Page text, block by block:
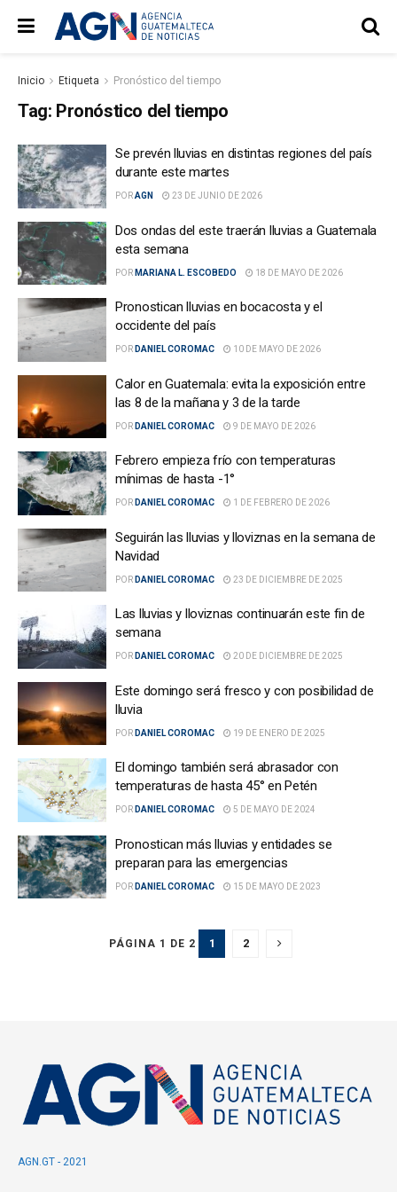
Inicio Etiqueta Pronóstico del tiempo
Tag: Pronóstico del tiempo
Se prevén lluvias en distintas regiones del país
durante este martes
PORAGN 23 DE JUNIO DE 2026
Dos ondas del este traerán lluvias a Guatemala
esta semana
POR MARIANA L. ESCOBEDO 18 DE MAYO DE 2026
Pronostican lluvias en bocacosta y el
occidente del país
POR DANIEL COROMAC 10 DE MAYO DE 2026
Calor en Guatemala: evita la exposición entre
las 8 de la mañana y 3 de la tarde
POR DANIEL COROMAC 9 DE MAYO DE 2026
Febrero empieza frío con temperaturas
mínimas de hasta -1°
POR DANIEL COROMAC 1 DE FEBRERO DE 2026
Seguirán las lluvias y lloviznas en la semana de
Navidad
POR DANIEL COROMAC 23 DE DICIEMBRE DE 2025
Las lluvias y lloviznas continuarán este fin de
semana
POR DANIEL COROMAC 20 DE DICIEMBRE DE 2025
Este domingo será fresco y con posibilidad de
lluvia
POR DANIEL COROMAC 19 DE ENERO DE 2025
El domingo también será abrasador con
temperaturas de hasta 45° en Petén
POR DANIEL COROMAC 5 DE MAYO DE 2024
Pronostican más lluvias y entidades se
preparan para las emergencias
POR DANIEL COROMAC 15 DE MAYO DE 2023
PÁGINA 1 DE 2 1 2
AGN.GT - 2021